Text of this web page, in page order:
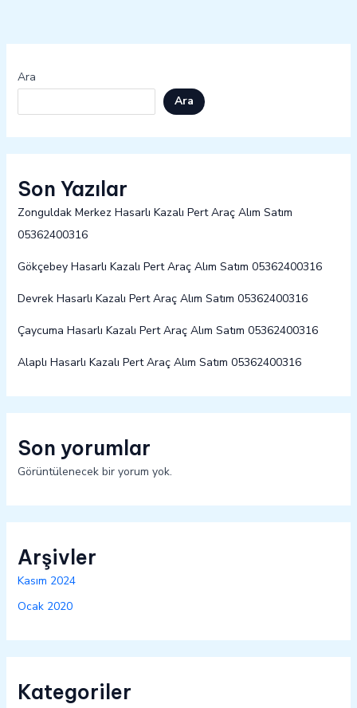
Ara
Ara
Son Yazılar
Zonguldak Merkez Hasarlı Kazalı Pert Araç Alım Satım
05362400316
Gökçebey Hasarlı Kazalı Pert Araç Alım Satım 05362400316
Devrek Hasarlı Kazalı Pert Araç Alım Satım 05362400316
Çaycuma Hasarlı Kazalı Pert Araç Alım Satım 05362400316
Alaplı Hasarlı Kazalı Pert Araç Alım Satım 05362400316
Son yorumlar
Görüntülenecek bir yorum yok.
Arşivler
Kasım 2024
Ocak 2020
Kategoriler